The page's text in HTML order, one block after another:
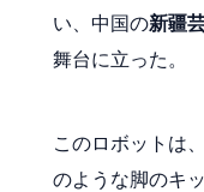
い、中国の新疆
舞台に立った。
このロボットは
のような脚のキ